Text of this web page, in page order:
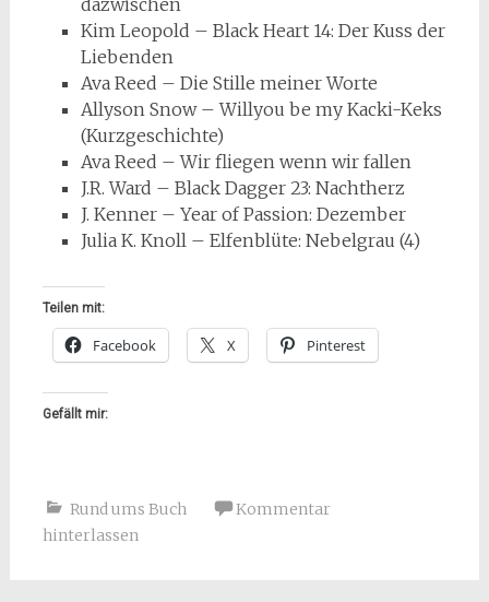
dazwischen
Kim Leopold – Black Heart 14: Der Kuss der
Liebenden
Ava Reed – Die Stille meiner Worte
Allyson Snow – Willyou be my Kacki-Keks
(Kurzgeschichte)
Ava Reed – Wir fliegen wenn wir fallen
J.R. Ward – Black Dagger 23: Nachtherz
J. Kenner – Year of Passion: Dezember
Julia K. Knoll – Elfenblüte: Nebelgrau (4)
Teilen mit:
Facebook X Pinterest
Gefällt mir:
Rund ums Buch
Kommentar
hinterlassen